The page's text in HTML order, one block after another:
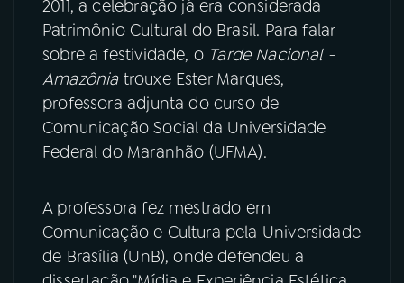
ACOMPANHE A RÁDIO NACIONAL
YouTube Facebook
Instagram X
TikTok
2011, a celebração já era considerada
Patrimônio Cultural do Brasil. Para falar
sobre a festividade, o Tarde Nacional -
Amazônia trouxe Ester Marques,
professora adjunta do curso de
Comunicação Social da Universidade
Federal do Maranhão (UFMA).
A professora fez mestrado em
Comunicação e Cultura pela Universidade
de Brasília (UnB), onde defendeu a